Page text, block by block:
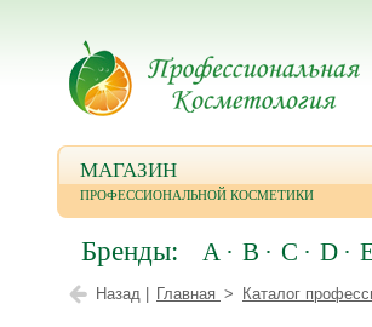
МАГАЗИН
ПРОФЕССИОНАЛЬНОЙ КОСМЕТИКИ
Бренды: A B C D
Назад | Главная Каталог